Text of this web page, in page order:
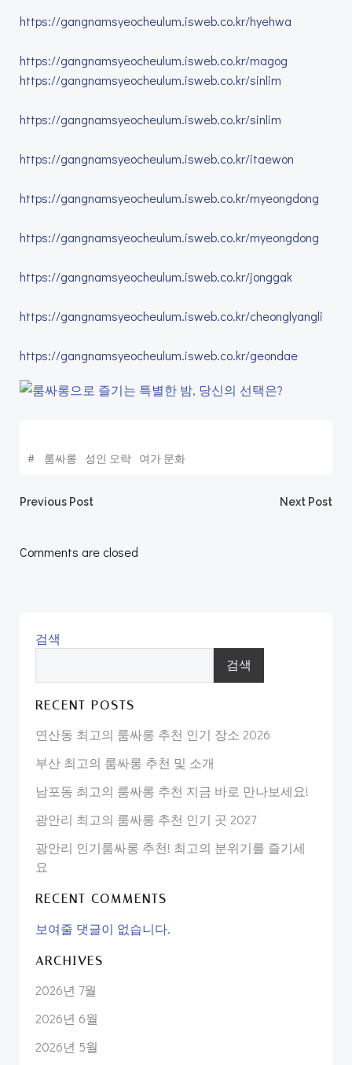
https://gangnamsyeocheulum.isweb.co.kr/hyehwa
https://gangnamsyeocheulum.isweb.co.kr/magog
https://gangnamsyeocheulum.isweb.co.kr/sinlim
https://gangnamsyeocheulum.isweb.co.kr/sinlim
https://gangnamsyeocheulum.isweb.co.kr/itaewon
https://gangnamsyeocheulum.isweb.co.kr/myeongdong
https://gangnamsyeocheulum.isweb.co.kr/myeongdong
https://gangnamsyeocheulum.isweb.co.kr/jonggak
https://gangnamsyeocheulum.isweb.co.kr/cheonglyangli
https://gangnamsyeocheulum.isweb.co.kr/geondae
# 룸싸롱 성인 오락 여가 문화
Post
navigation
Previous Post Next Post
Comments are closed
검색
검색
RECENT POSTS
연산동 최고의 룸싸롱 추천 인기 장소 2026
부산 최고의 룸싸롱 추천 및 소개
남포동 최고의 룸싸롱 추천 지금 바로 만나보세요!
광안리 최고의 룸싸롱 추천 인기 곳 2027
광안리 인기룸싸롱 추천! 최고의 분위기를 즐기세
요
RECENT COMMENTS
보여줄 댓글이 없습니다.
ARCHIVES
2026년 7월
2026년 6월
2026년 5월